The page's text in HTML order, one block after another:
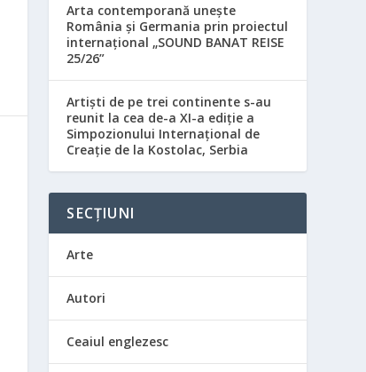
Arta contemporană unește
România și Germania prin proiectul
internațional „SOUND BANAT REISE
25/26”
Artiști de pe trei continente s-au
reunit la cea de-a XI-a ediție a
Simpozionului Internațional de
Creație de la Kostolac, Serbia
SECȚIUNI
Arte
Autori
Ceaiul englezesc